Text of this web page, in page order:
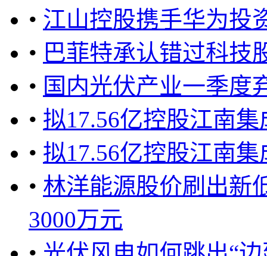
• 江山控股携手华为投
• 巴菲特承认错过科技
• 国内光伏产业一季度
• 拟17.56亿控股江南
• 拟17.56亿控股江南
• 林洋能源股价刷出新
3000万元